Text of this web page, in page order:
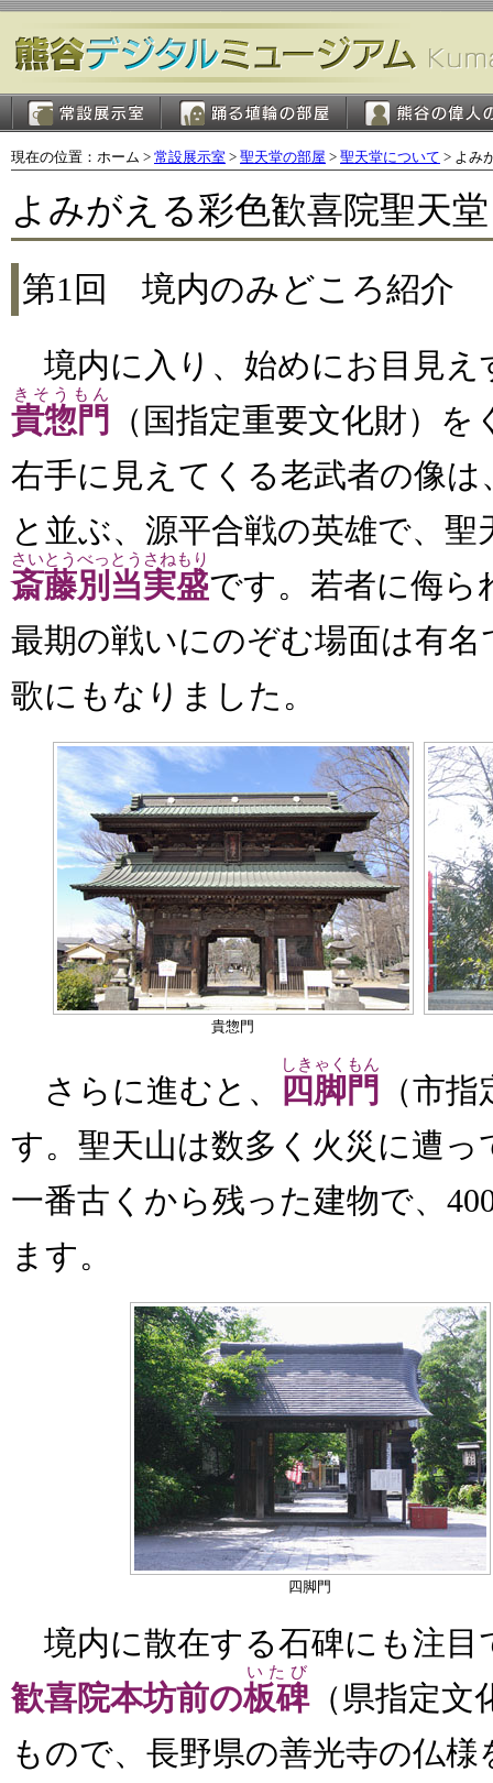
現在の位置：ホーム > 常設展示室 > 聖天堂の部屋 > 聖天堂について > よみ
よみがえる彩色歓喜院聖天堂
第1回 境内のみどころ紹介
境内に入り、始めにお目見え
貴惣門
きそうもん
（国指定重要文化財）
右手に見えてくる老武者の像は
と並ぶ、源平合戦の英雄で、
斎藤別当実盛
さいとうべっとうさねもり
です。若者に侮ら
最期の戦いにのぞむ場面は有
歌にもなりました。
貴惣門
さらに進むと、 四脚門
しきゃくもん
（市
す。聖天山は数多く火災に遭
一番古くから残った建物で、
ます。
四脚門
境内に散在する石碑にも注目
歓喜院本坊前の板碑
いたび
（県指定文
もので、長野県の善光寺の仏